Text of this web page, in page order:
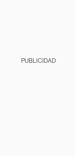
PUBLICIDAD